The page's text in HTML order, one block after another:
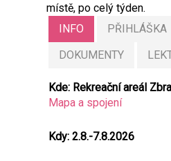
místě, po celý týden.
INFO
PŘIHLÁŠKA
DOKUMENTY
Kde: Rekreační areál
Mapa a spojení
Kdy: 2.8.-7.8.2026